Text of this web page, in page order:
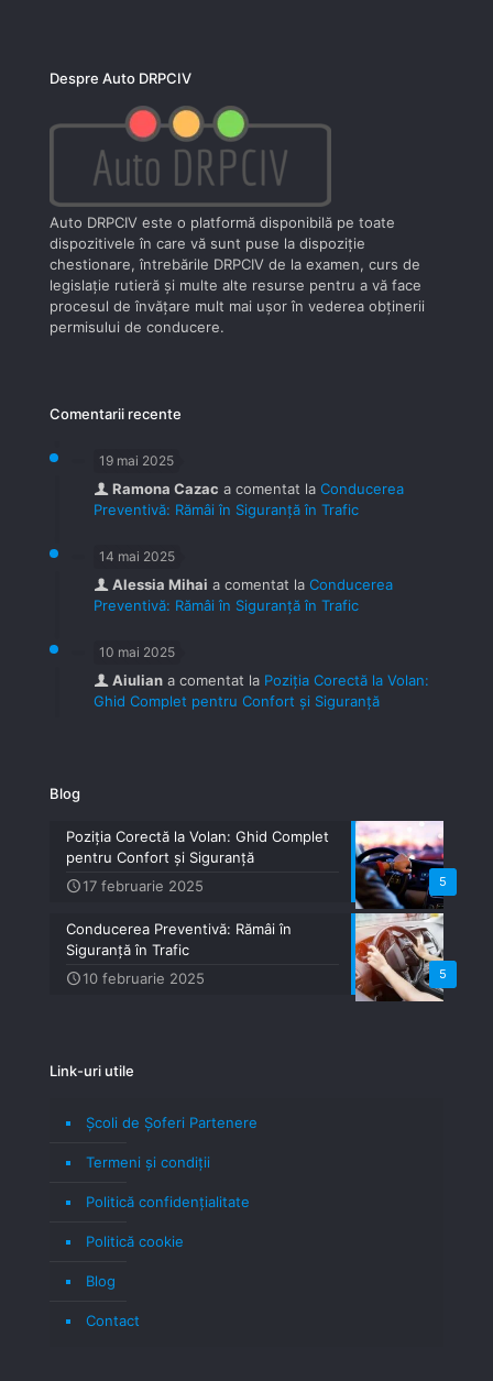
Despre Auto DRPCIV
Auto DRPCIV este o platformă disponibilă pe toate
dispozitivele în care vă sunt puse la dispoziţie
chestionare, întrebările DRPCIV de la examen, curs de
legislaţie rutieră şi multe alte resurse pentru a vă face
procesul de învăţare mult mai uşor în vederea obţinerii
permisului de conducere.
Comentarii recente
19 mai 2025
Ramona Cazac a comentat la Conducerea
Preventivă: Rămâi în Siguranță în Trafic
14 mai 2025
Alessia Mihai a comentat la Conducerea
Preventivă: Rămâi în Siguranță în Trafic
10 mai 2025
Aiulian a comentat la Poziția Corectă la Volan:
Ghid Complet pentru Confort și Siguranță
Blog
5
Poziția Corectă la Volan: Ghid Complet
pentru Confort și Siguranță
17 februarie 2025
5
Conducerea Preventivă: Rămâi în
Siguranță în Trafic
10 februarie 2025
Link-uri utile
Școli de Șoferi Partenere
Termeni şi condiţii
Politică confidenţialitate
Politică cookie
Blog
Contact